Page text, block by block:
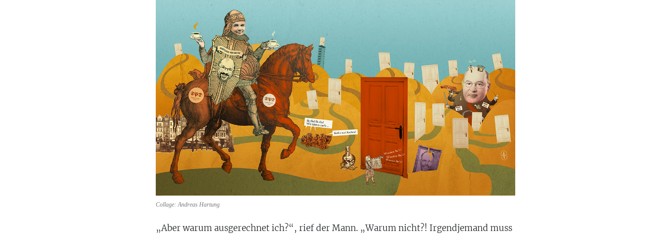
Collage: Andreas Hartung
„Aber warum ausgerechnet ich?“, rief der Mann. „Warum nicht?! Irgendjemand muss